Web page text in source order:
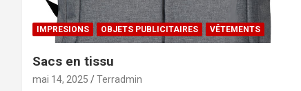
IMPRESIONS OBJETS PUBLICITAIRES VÊTEMENTS
Sacs en tissu
mai 14, 2025 Terradmin